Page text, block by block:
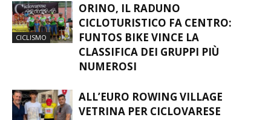
CICLISMO
ORINO, IL RADUNO
CICLOTURISTICO FA CENTRO:
FUNTOS BIKE VINCE LA
CLASSIFICA DEI GRUPPI PIÙ
NUMEROSI
ALL’EURO ROWING VILLAGE
VETRINA PER CICLOVARESE